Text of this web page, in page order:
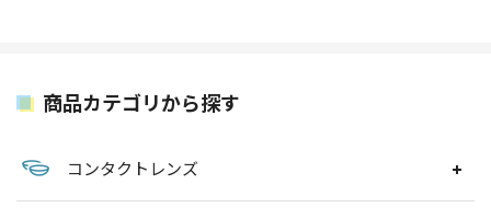
商品カテゴリから探す
コンタクトレンズ